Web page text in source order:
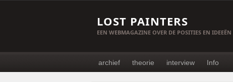
LOST PAINTERS
EEN WEBMAGAZINE OVER DE POSITIES EN
archief theorie interview Info